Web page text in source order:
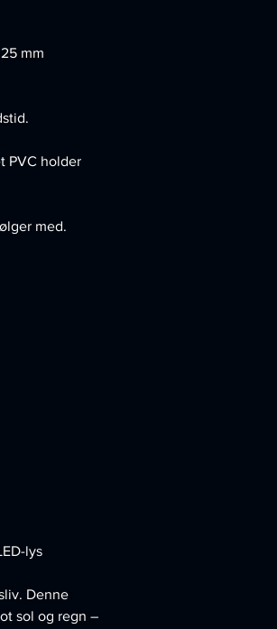
mm
PVC holder
med.
lys
Denne
sol og regn –